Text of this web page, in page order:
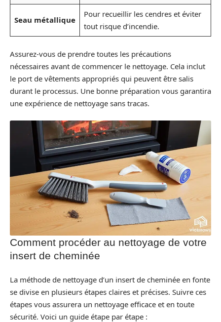
Seau métallique
Pour recueillir les cendres et éviter
tout risque d’incendie.
Assurez-vous de prendre toutes les précautions
nécessaires avant de commencer le nettoyage. Cela inclut
le port de vêtements appropriés qui peuvent être salis
durant le processus. Une bonne préparation vous garantira
une expérience de nettoyage sans tracas.
Comment procéder au nettoyage de votre
insert de cheminée
La méthode de nettoyage d’un insert de cheminée en fonte
se divise en plusieurs étapes claires et précises. Suivre ces
étapes vous assurera un nettoyage efficace et en toute
sécurité. Voici un guide étape par étape :